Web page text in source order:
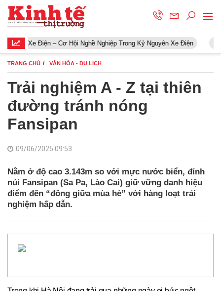
Điện – Cơ Hội Nghề Nghiệp Trong Kỷ Nguyên Xe Điện Khởi
TRANG CHỦ VĂN HÓA - DU LỊCH
Trải nghiệm A - Z tại thiên
đường tránh nóng
Fansipan
09/06/2025 09:53
Nằm ở độ cao 3.143m so với mực nước biển, đỉnh
núi Fansipan (Sa Pa, Lào Cai) giữ vững danh hiệu
điểm đến “đông giữa mùa hè” với hàng loạt trải
nghiệm hấp dẫn.